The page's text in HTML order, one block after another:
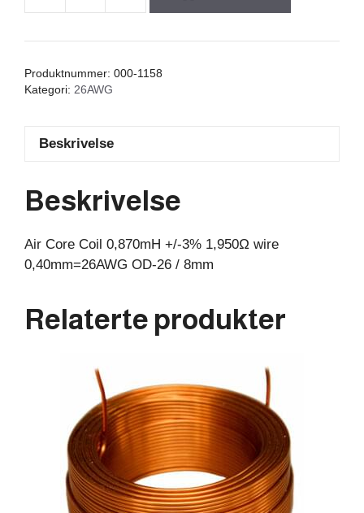
Coil
antall
Produktnummer: 000-1158
Kategori: 26AWG
Beskrivelse
Beskrivelse
Air Core Coil 0,870mH +/-3% 1,950Ω wire
0,40mm=26AWG OD-26 / 8mm
Relaterte produkter